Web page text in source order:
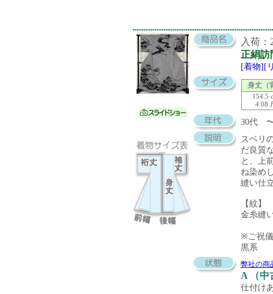
入荷：
正絹訪
[着物][
身丈（
154.5
4.08
30代
スベリ
だ良質
と、上
ね染め
縫い仕
【紋】
金糸縫
※ご祝
黒系
弊社の商
A （中
仕付け